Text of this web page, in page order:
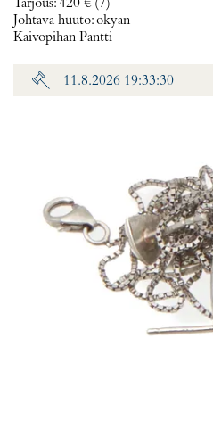
Tarjous:420 € (7)
Johtava huuto:okyan
Kaivopihan Pantti
11.8.2026 19:33:30